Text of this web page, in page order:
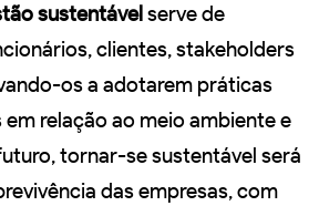
sustentávelserve de
clientes, stakeholders
os a adotarem práticas
relação ao meio ambiente e
tornar-se sustentável será
das empresas, com